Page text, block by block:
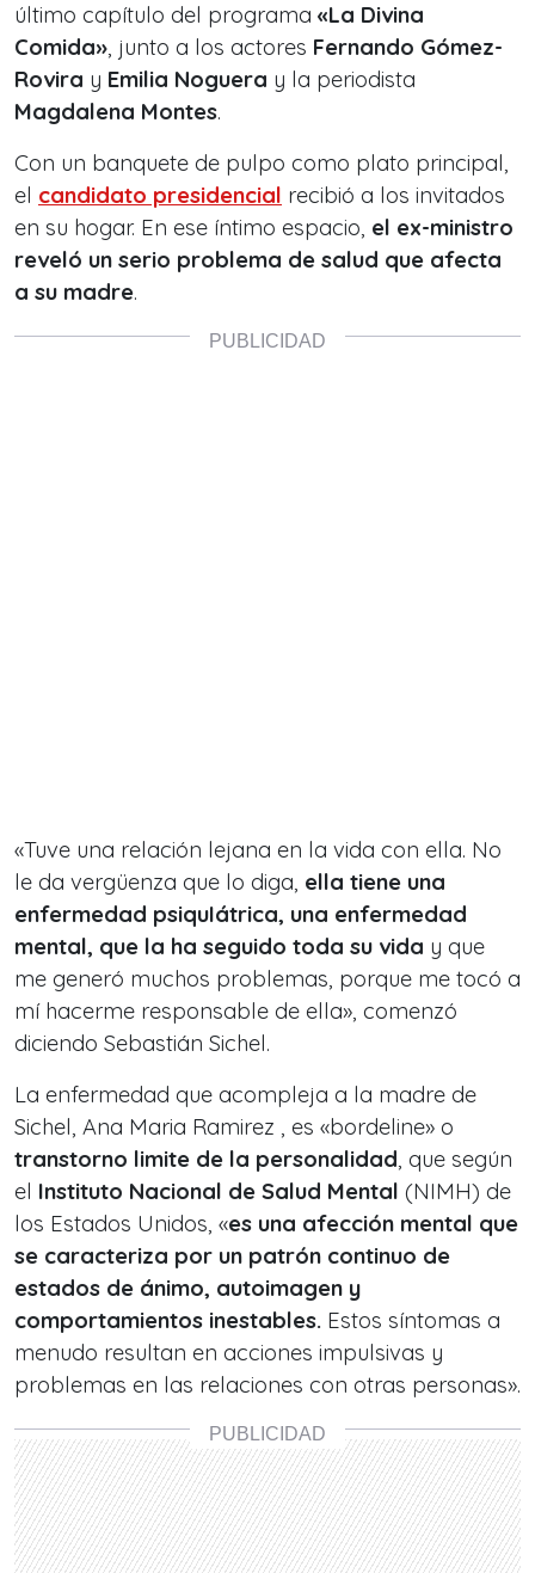
último capítulo del programa «La Divina
Comida», junto a los actores Fernando Gómez-
Rovira y Emilia Noguera y la periodista
Magdalena Montes.
Con un banquete de pulpo como plato principal,
el candidato presidencial recibió a los invitados
en su hogar. En ese íntimo espacio, el ex-ministro
reveló un serio problema de salud que afecta
a su madre.
«Tuve una relación lejana en la vida con ella. No
le da vergüenza que lo diga, ella tiene una
enfermedad psiquIátrica, una enfermedad
mental, que la ha seguido toda su vida y que
me generó muchos problemas, porque me tocó a
mí hacerme responsable de ella», comenzó
diciendo Sebastián Sichel.
La enfermedad que acompleja a la madre de
Sichel, Ana Maria Ramirez , es «bordeline» o
transtorno limite de la personalidad, que según
el Instituto Nacional de Salud Mental (NIMH) de
los Estados Unidos, «es una afección mental que
se caracteriza por un patrón continuo de
estados de ánimo, autoimagen y
comportamientos inestables. Estos síntomas a
menudo resultan en acciones impulsivas y
problemas en las relaciones con otras personas».